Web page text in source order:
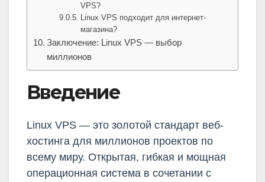
VPS?
Linux VPS подходит для интернет-
магазина?
Заключение: Linux VPS — выбор
миллионов
Введение
Linux VPS — это золотой стандарт веб-
хостинга для миллионов проектов по
всему миру. Открытая, гибкая и мощная
операционная система в сочетании с